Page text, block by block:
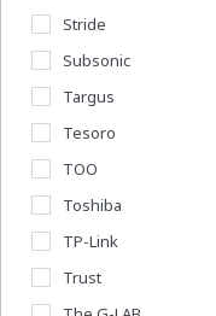
Stride
Subsonic
Targus
Tesoro
TOO
Toshiba
TP-Link
Trust